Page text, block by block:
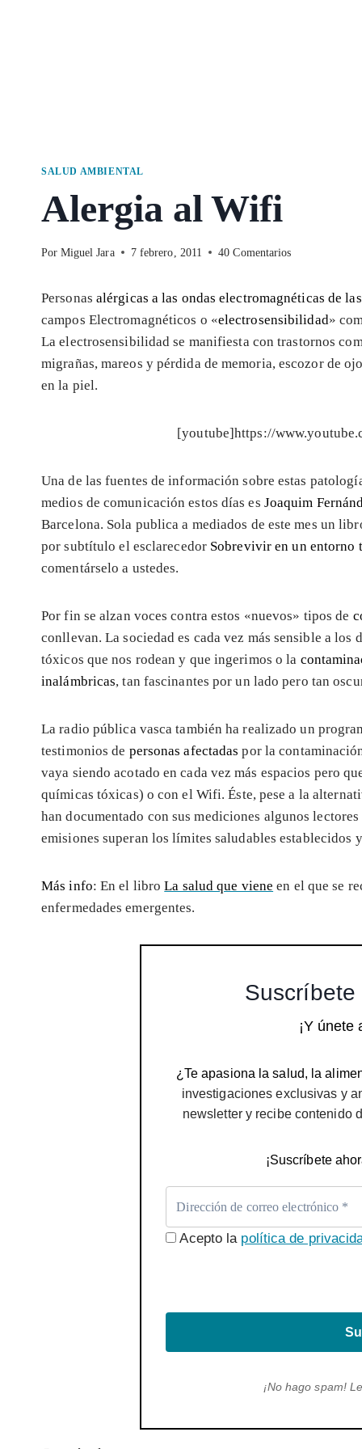
SALUD AMBIENTAL
Alergia al Wifi
Por Miguel Jara 7 febrero, 2011 40 Comentarios
Personas alérgicas a las ondas electromagnéticas de
campos Electromagnéticos o «electrosensibilidad»
La electrosensibilidad se manifiesta con trastornos
migrañas, mareos y pérdida de memoria, escozor de
en la piel.
[youtube]https://
Una de las fuentes de información sobre estas
medios de comunicación estos días es Joaquim
Barcelona. Sola publica a mediados de este mes un
por subtítulo el esclarecedor Sobrevivir en un entorno
comentárselo a ustedes.
Por fin se alzan voces contra estos «nuevos» tipos de
conllevan. La sociedad es cada vez más sensible a
tóxicos que nos rodean y que ingerimos o la
inalámbricas, tan fascinantes por un lado pero tan
La radio pública vasca también ha realizado un
testimonios de personas afectadaspor la
vaya siendo acotado en cada vez más espacios pero
químicas tóxicas) o con el Wifi. Éste, pese a la
han documentado con sus mediciones algunos
emisiones superan los límites saludables establecidos
Más info: En el libroLa salud que viene en el que se
enfermedades emergentes.
Suscríbete
¡Y únete
¿Te apasiona la salud, la
investigaciones exclusivas y
newsletter y recibe contenido
¡Suscríbete
Acepto la política de
¡No hago spam!